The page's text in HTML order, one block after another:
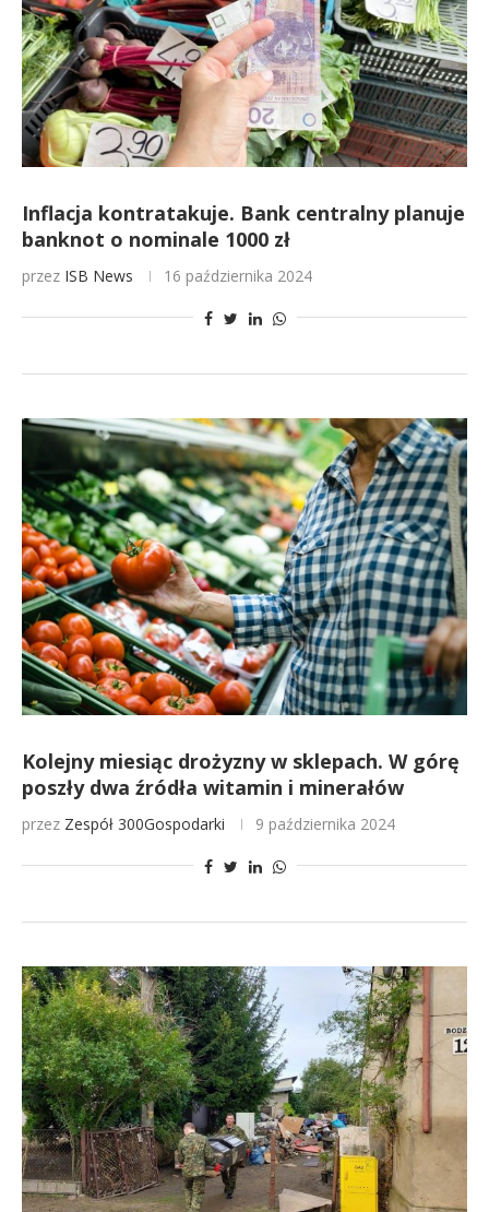
Inflacja kontratakuje. Bank centralny planuje
banknot o nominale 1000 zł
przez ISB News 16 października 2024
Kolejny miesiąc drożyzny w sklepach. W górę
poszły dwa źródła witamin i minerałów
przez Zespół 300Gospodarki 9 października 2024